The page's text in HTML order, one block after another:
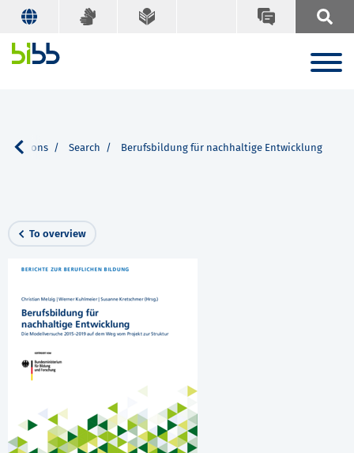
Search Berufsbildung für nachhaltige Entwicklung
To overview